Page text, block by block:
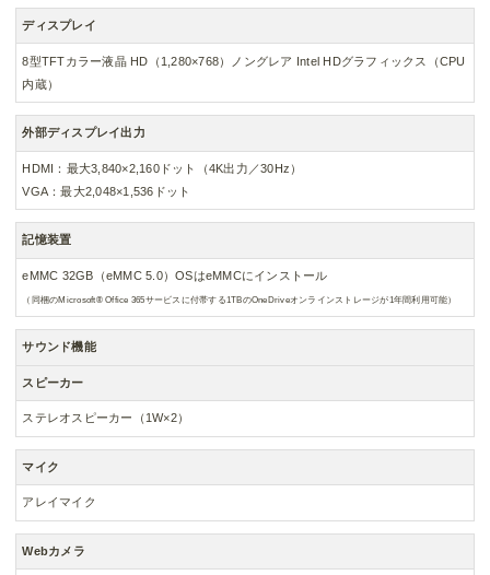
ディスプレイ
8型TFTカラー液晶 HD（1,280×768）ノングレア Intel HDグラフィックス（CPU
内蔵）
外部ディスプレイ出力
HDMI：最大3,840×2,160ドット（4K出力／30Hz）
VGA：最大2,048×1,536ドット
記憶装置
eMMC 32GB（eMMC 5.0）OSはeMMCにインストール
（同梱のMicrosoft® Office 365サービスに付帯する1TBのOneDriveオンラインストレージが1年間利用可能）
サウンド機能
スピーカー
ステレオスピーカー（1W×2）
マイク
アレイマイク
Webカメラ